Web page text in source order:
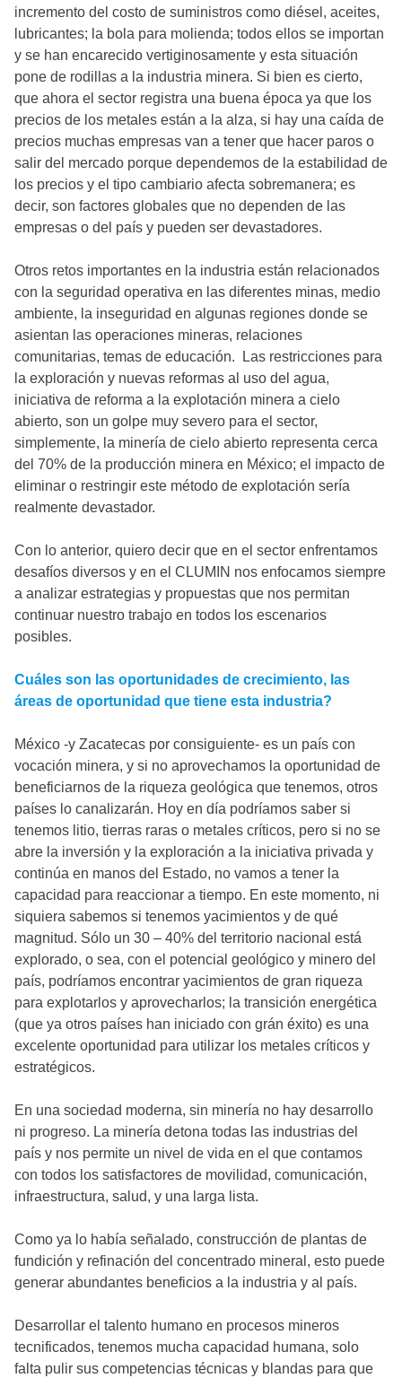
incremento del costo de suministros como diésel, aceites,
lubricantes; la bola para molienda; todos ellos se importan
y se han encarecido vertiginosamente y esta situación
pone de rodillas a la industria minera. Si bien es cierto,
que ahora el sector registra una buena época ya que los
precios de los metales están a la alza, si hay una caída de
precios muchas empresas van a tener que hacer paros o
salir del mercado porque dependemos de la estabilidad de
los precios y el tipo cambiario afecta sobremanera; es
decir, son factores globales que no dependen de las
empresas o del país y pueden ser devastadores.
Otros retos importantes en la industria están relacionados
con la seguridad operativa en las diferentes minas, medio
ambiente, la inseguridad en algunas regiones donde se
asientan las operaciones mineras, relaciones
comunitarias, temas de educación. Las restricciones para
la exploración y nuevas reformas al uso del agua,
iniciativa de reforma a la explotación minera a cielo
abierto, son un golpe muy severo para el sector,
simplemente, la minería de cielo abierto representa cerca
del 70% de la producción minera en México; el impacto de
eliminar o restringir este método de explotación sería
realmente devastador.
Con lo anterior, quiero decir que en el sector enfrentamos
desafíos diversos y en el CLUMIN nos enfocamos siempre
a analizar estrategias y propuestas que nos permitan
continuar nuestro trabajo en todos los escenarios
posibles.
Cuáles son las oportunidades de crecimiento, las
áreas de oportunidad que tiene esta industria?
México -y Zacatecas por consiguiente- es un país con
vocación minera, y si no aprovechamos la oportunidad de
beneficiarnos de la riqueza geológica que tenemos, otros
países lo canalizarán. Hoy en día podríamos saber si
tenemos litio, tierras raras o metales críticos, pero si no se
abre la inversión y la exploración a la iniciativa privada y
continúa en manos del Estado, no vamos a tener la
capacidad para reaccionar a tiempo. En este momento, ni
siquiera sabemos si tenemos yacimientos y de qué
magnitud. Sólo un 30 – 40% del territorio nacional está
explorado, o sea, con el potencial geológico y minero del
país, podríamos encontrar yacimientos de gran riqueza
para explotarlos y aprovecharlos; la transición energética
(que ya otros países han iniciado con grán éxito) es una
excelente oportunidad para utilizar los metales críticos y
estratégicos.
En una sociedad moderna, sin minería no hay desarrollo
ni progreso. La minería detona todas las industrias del
país y nos permite un nivel de vida en el que contamos
con todos los satisfactores de movilidad, comunicación,
infraestructura, salud, y una larga lista.
Como ya lo había señalado, construcción de plantas de
fundición y refinación del concentrado mineral, esto puede
generar abundantes beneficios a la industria y al país.
Desarrollar el talento humano en procesos mineros
tecnificados, tenemos mucha capacidad humana, solo
falta pulir sus competencias técnicas y blandas para que